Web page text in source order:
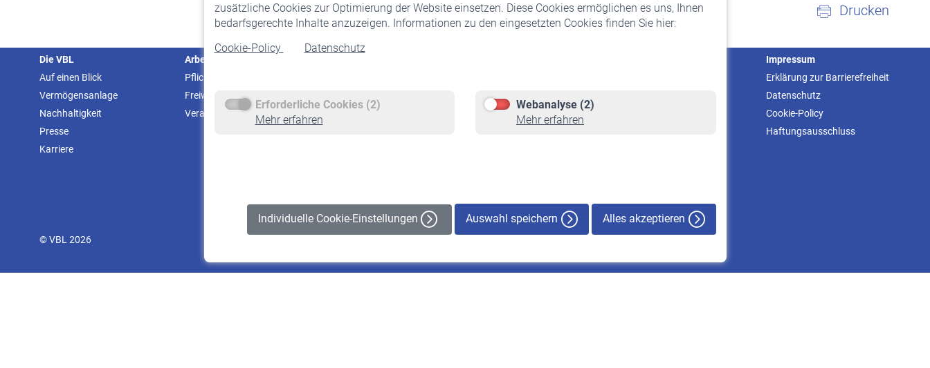
zusätzliche Cookies zur Optimierung der Website einsetzen. Diese Cookies ermöglichen es uns, Ihnen
bedarfsgerechte Inhalte anzuzeigen. Informationen zu den eingesetzten Cookies finden Sie hier:
Cookie-Policy
Datenschutz
Erforderliche Cookies (2)
Mehr erfahren
Webanalyse (2)
Mehr erfahren
Individuelle Cookie-Einstellungen Auswahl speichern Alles akzeptieren
Drucken
Die VBL
Auf einen Blick
Vermögensanlage
Nachhaltigkeit
Presse
Karriere
Arbeitgeber
Pflichtversicherung
Freiwillige Versicherung
Veranstaltungen
Staatliche Förderung
Rente beantragen
Rentenauszahlung
Impressum
Erklärung zur Barrierefreiheit
Datenschutz
Cookie-Policy
Haftungsausschluss
© VBL 2026